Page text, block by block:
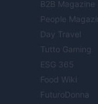
B2B Magazine
People
Day Travel
Tutto Gaming
ESG 365
Food Wiki
FuturoDonna